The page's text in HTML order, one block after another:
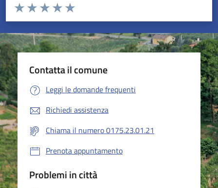
Valuta da 1 a 5 stelle la pagina
Valuta 5 stelle su 5
Valuta 4 stelle su 5
Valuta 3 stelle su 5
Valuta 2 stelle su 5
Valuta 1 stelle su 5
Contatta il comune
Leggi le domande frequenti
Richiedi assistenza
Chiama il numero 0175.23.01.21
Prenota appuntamento
Problemi in città